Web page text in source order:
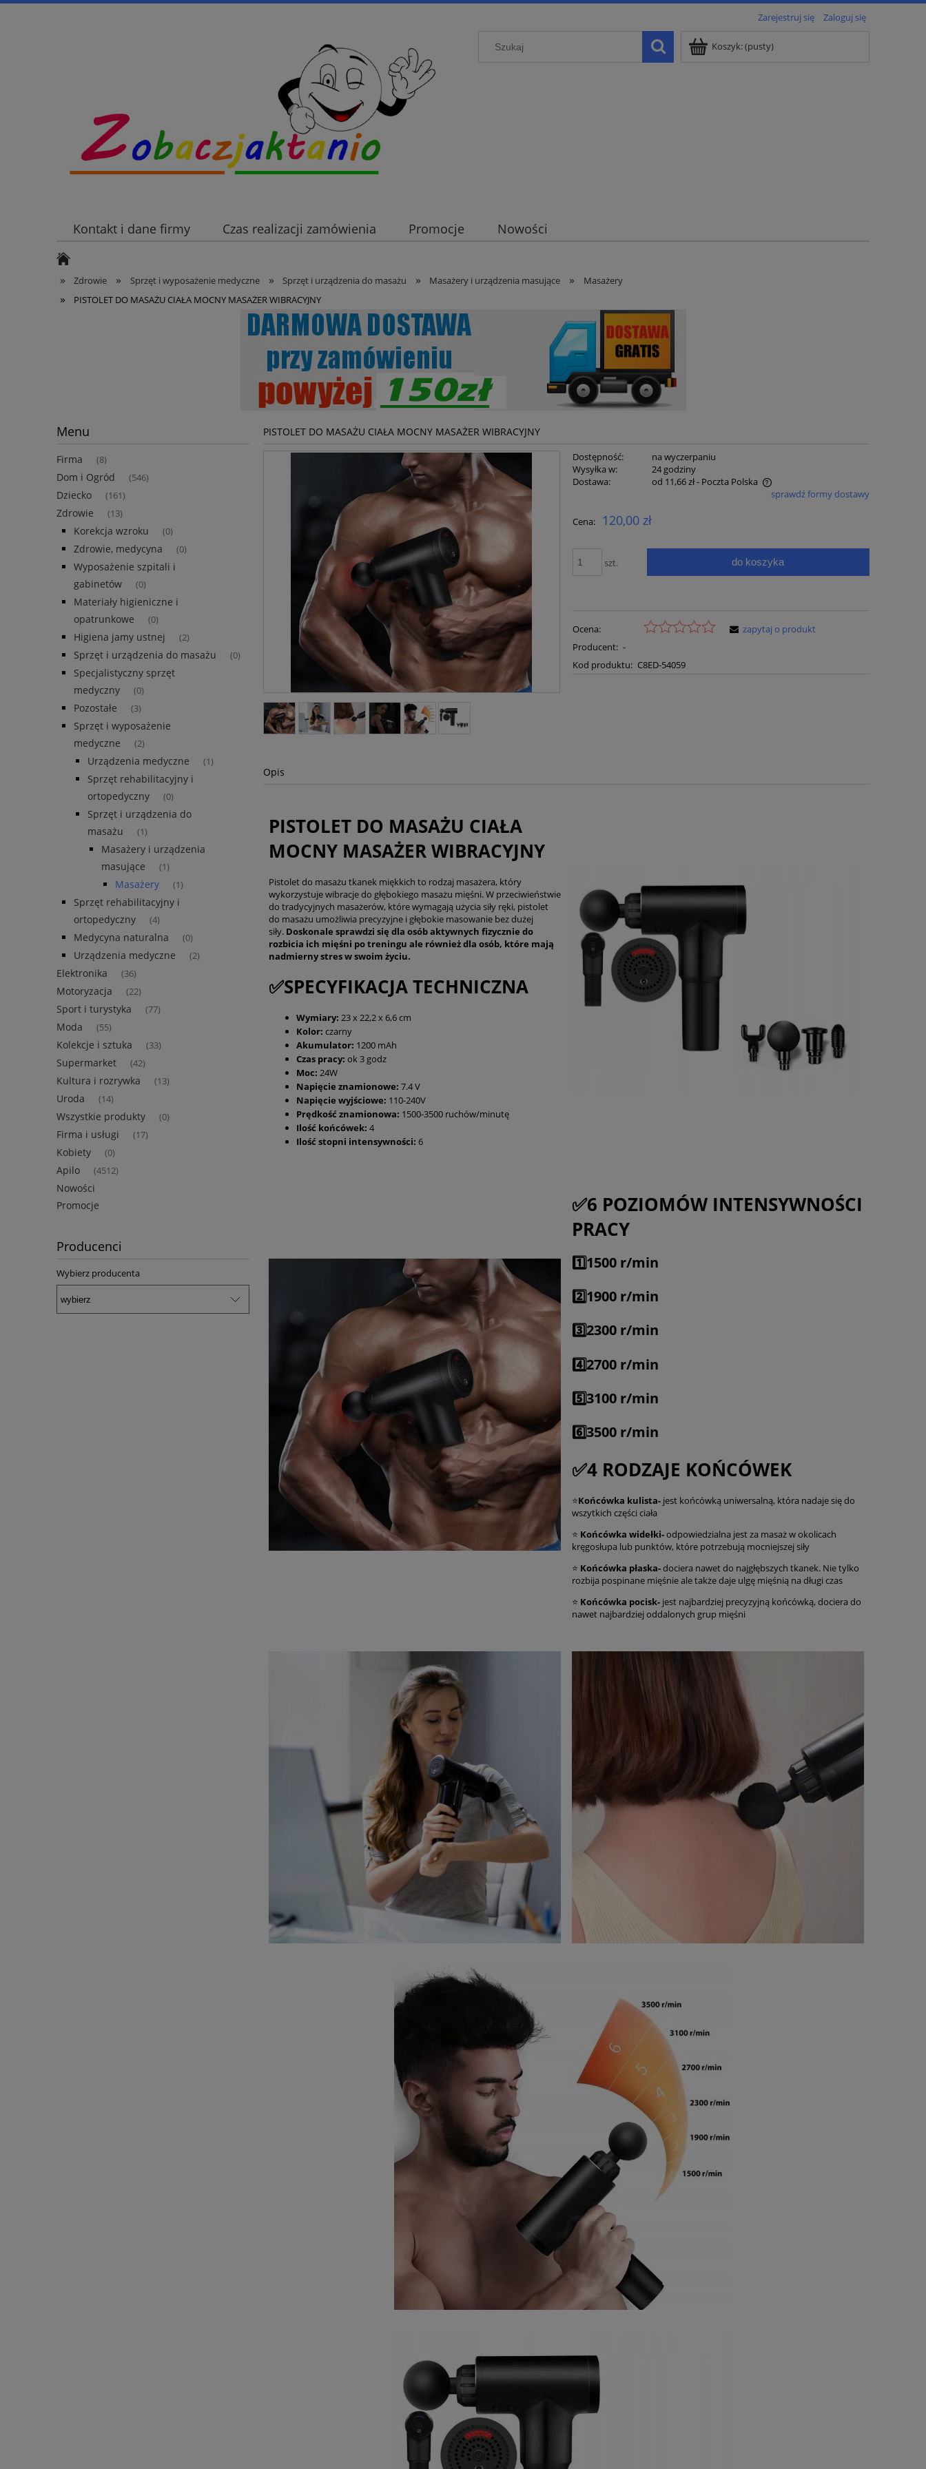
Zarejestruj się Zaloguj się
Koszyk:(pusty)
Kontakt i dane firmy Czas realizacji zamówienia Promocje Nowości
» Zdrowie » Sprzęt i wyposażenie medyczne » Sprzęt i urządzenia do masażu » Masażery i urządzenia masujące » Masażery
» PISTOLET DO MASAŻU CIAŁA MOCNY MASAŻER WIBRACYJNY
Menu
Firma (8)
Dom i Ogród (546)
Dziecko (161)
Zdrowie (13)
Korekcja wzroku (0)
Zdrowie, medycyna (0)
Wyposażenie szpitali i
gabinetów
(0)
Materiały higieniczne i
opatrunkowe
(0)
Higiena jamy ustnej (2)
Sprzęt i urządzenia do masażu (0)
Specjalistyczny sprzęt
medyczny
(0)
Pozostałe (3)
Sprzęt i wyposażenie
medyczne
(2)
Urządzenia medyczne (1)
Sprzęt rehabilitacyjny i
ortopedyczny
(0)
Sprzęt i urządzenia do
masażu
(1)
Masażery i urządzenia
masujące
(1)
Masażery (1)
Sprzęt rehabilitacyjny i
ortopedyczny
(4)
Medycyna naturalna (0)
Urządzenia medyczne (2)
Elektronika (36)
Motoryzacja (22)
Sport i turystyka (77)
Moda (55)
Kolekcje i sztuka (33)
Supermarket (42)
Kultura i rozrywka (13)
Uroda (14)
Wszystkie produkty (0)
Firma i usługi (17)
Kobiety (0)
Apilo (4512)
Nowości
Promocje
Producenci
Wybierz producenta
PISTOLET DO MASAŻU CIAŁA MOCNY MASAŻER WIBRACYJNY
Dostępność:
na wyczerpaniu
Wysyłka w:
24 godziny
Dostawa:
od 11,66 zł- Poczta Polska
płatności
sprawdź formy dostawy
Cena: 120,00 zł
szt. do koszyka
Ocena:
Producent: -
Kod produktu: C8ED-54059
zapytaj o produkt
Opis
PISTOLET DO MASAŻU CIAŁA
MOCNY MASAŻER WIBRACYJNY
Pistolet do masażu tkanek miękkich to rodzaj masażera, który
wykorzystuje wibracje do głębokiego masażu mięśni. W przeciwieństwie
do tradycyjnych masażerów, które wymagają użycia siły ręki, pistolet
do masażu umożliwia precyzyjne i głębokie masowanie bez dużej
siły. Doskonale sprawdzi się dla osób aktywnych fizycznie do
rozbicia ich mięśni po treningu ale również dla osób, które mają
nadmierny stres w swoim życiu.
✅SPECYFIKACJA TECHNICZNA
Wymiary: 23 x 22,2 x 6,6 cm
Kolor: czarny
Akumulator: 1200 mAh
Czas pracy: ok 3 godz
Moc: 24W
Napięcie znamionowe: 7.4 V
Napięcie wyjściowe: 110-240V
Prędkość znamionowa: 1500-3500 ruchów/minutę
Ilość końcówek: 4
Ilość stopni intensywności: 6
✅6 POZIOMÓW INTENSYWNOŚCI
PRACY
1️⃣1500 r/min
2️⃣1900 r/min
3️⃣2300 r/min
4️⃣2700 r/min
5️⃣3100 r/min
6️⃣3500 r/min
✅4 RODZAJE KOŃCÓWEK
⭐Końcówka kulista- jest końcówką uniwersalną, która nadaje się do
wszytkich części ciała
⭐ Końcówka widełki-odpowiedzialna jest za masaż w okolicach
kręgosłupa lub punktów, które potrzebują mocniejszej siły
⭐ Końcówka płaska-dociera nawet do najgłębszych tkanek. Nie tylko
rozbija pospinane mięśnie ale także daje ulgę mięśnią na długi czas
⭐ Końcówka pocisk- jest najbardziej precyzyjną końcówką, dociera do
nawet najbardziej oddalonych grup mięśni